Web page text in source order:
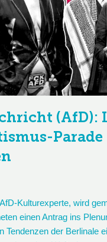
(AfD):
Parade
Kulturexperte, wird
einen Antrag ins
Tendenzen der Berlinale